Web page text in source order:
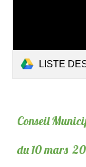
LISTE DES
Conseil
du 10 mars